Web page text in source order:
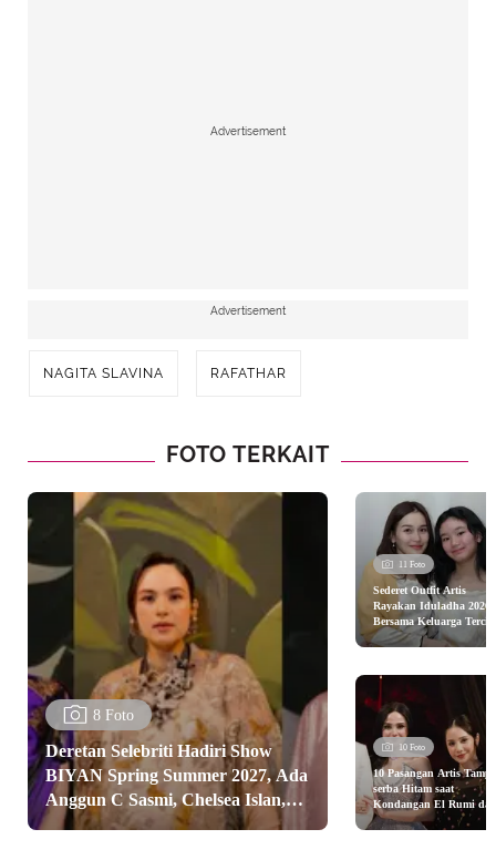
Advertisement
Advertisement
NAGITA SLAVINA RAFATHAR
FOTO TERKAIT
8 Foto
Deretan Selebriti Hadiri Show
BIYAN Spring Summer 2027, Ada
Anggun C Sasmi, Chelsea Islan,
dan Nagita Slavina
11 Foto
Sederet Outfit Artis
Rayakan Iduladha 2026
Bersama Keluarga
dari Ayu Ting Ting,
10 Foto
10 Pasangan Artis
serba Hitam saat
Kondangan El Rumi dan
Syifa Hadju dari Nagita